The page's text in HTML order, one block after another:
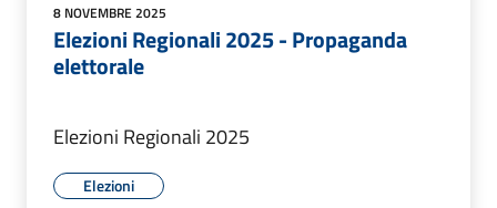
8 NOVEMBRE 2025
Elezioni Regionali 2025 - Propaganda
elettorale
Elezioni Regionali 2025
Elezioni